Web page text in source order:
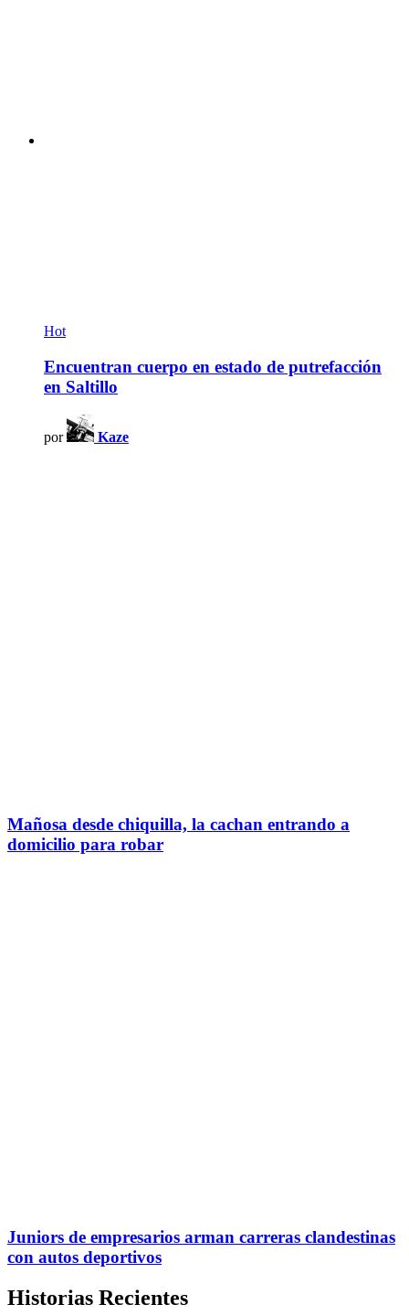
Hot
Encuentran cuerpo en estado de putrefacción
en Saltillo
por Kaze
Mañosa desde chiquilla, la cachan entrando a
domicilio para robar
Juniors de empresarios arman carreras clandestinas
con autos deportivos
Historias Recientes